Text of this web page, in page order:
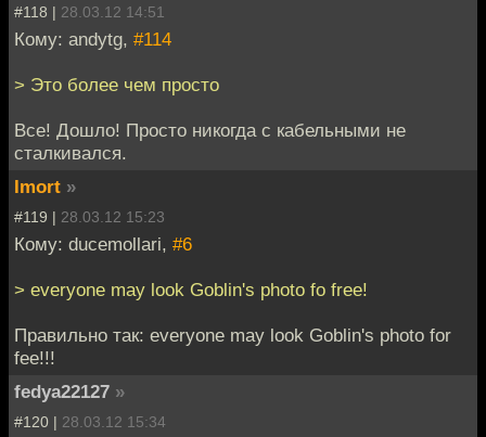
#118 | 28.03.12 14:51
Кому: andytg, #114
> Это более чем просто
Все! Дошло! Просто никогда с кабельными не
сталкивался.
Imort »
#119 | 28.03.12 15:23
Кому: ducemollari, #6
> everyone may look Goblin's photo fo free!
Правильно так: everyone may look Goblin's photo for
fee!!!
fedya22127 »
#120 | 28.03.12 15:34